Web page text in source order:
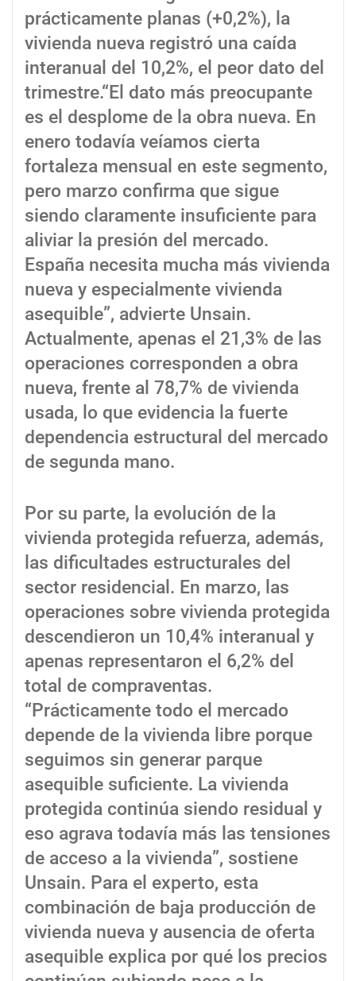
prácticamente planas (+0,2%), la
vivienda nueva registró una caída
interanual del 10,2%, el peor dato del
trimestre.“El dato más preocupante
es el desplome de la obra nueva. En
enero todavía veíamos cierta
fortaleza mensual en este segmento,
pero marzo confirma que sigue
siendo claramente insuficiente para
aliviar la presión del mercado.
España necesita mucha más vivienda
nueva y especialmente vivienda
asequible”, advierte Unsain.
Actualmente, apenas el 21,3% de las
operaciones corresponden a obra
nueva, frente al 78,7% de vivienda
usada, lo que evidencia la fuerte
dependencia estructural del mercado
de segunda mano.
Por su parte, la evolución de la
vivienda protegida refuerza, además,
las dificultades estructurales del
sector residencial. En marzo, las
operaciones sobre vivienda protegida
descendieron un 10,4% interanual y
apenas representaron el 6,2% del
total de compraventas.
“Prácticamente todo el mercado
depende de la vivienda libre porque
seguimos sin generar parque
asequible suficiente. La vivienda
protegida continúa siendo residual y
eso agrava todavía más las tensiones
de acceso a la vivienda”, sostiene
Unsain. Para el experto, esta
combinación de baja producción de
vivienda nueva y ausencia de oferta
asequible explica por qué los precios